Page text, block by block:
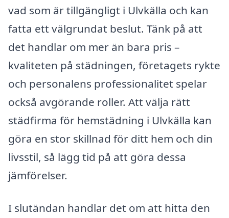
vad som är tillgängligt i Ulvkälla och kan
fatta ett välgrundat beslut. Tänk på att
det handlar om mer än bara pris –
kvaliteten på städningen, företagets rykte
och personalens professionalitet spelar
också avgörande roller. Att välja rätt
städfirma för hemstädning i Ulvkälla kan
göra en stor skillnad för ditt hem och din
livsstil, så lägg tid på att göra dessa
jämförelser.
I slutändan handlar det om att hitta den